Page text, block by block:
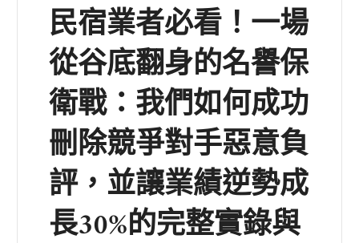
民宿業者必看！一場
從谷底翻身的名譽保
衛戰：我們如何成功
刪除競爭對手惡意負
評，並讓業績逆勢成
長30%的完整實錄與